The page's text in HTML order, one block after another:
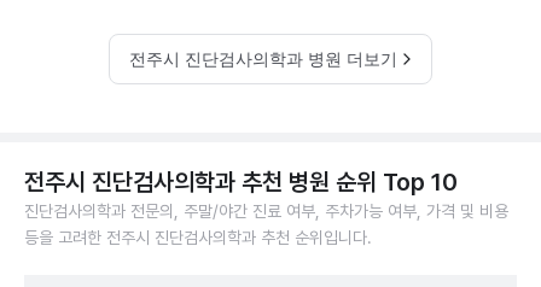
전주시 진단검사의학과 병원 더보기
전주시 진단검사의학과 추천 병원 순위 Top 10
진단검사의학과 전문의, 주말/야간 진료 여부, 주차가능 여부, 가격 및 비용
등을 고려한 전주시 진단검사의학과 추천 순위입니다.